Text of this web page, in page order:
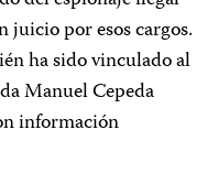
juicio por esos cargos.
ha sido vinculado al
Manuel Cepeda
información